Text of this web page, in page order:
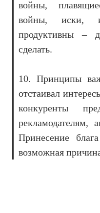
войны,
войны, иски,
продуктивны –
сделать.
10. Принципы
отстаивал
конкуренты
рекламодателям,
Принесение
возможная